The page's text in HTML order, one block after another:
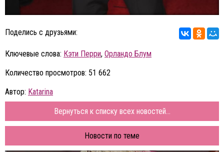
Поделись с друзьями:
Ключевые слова: Кэти Перри, Орландо Блум
Количество просмотров: 51 662
Автор: Katarina
Вернуться к списку всех новостей...
Новости по теме